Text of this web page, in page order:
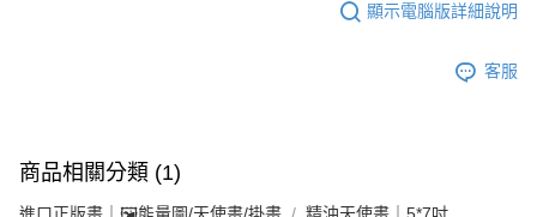
顯示電腦版詳細說明
客服
商品相關分類 (1)
進口正版畫｜🖼️能量圖/天使畫/掛畫 精油天使畫｜5*7吋